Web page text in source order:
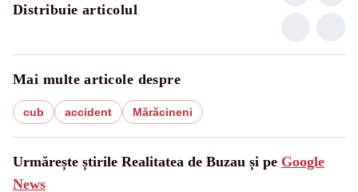
Distribuie articolul
Mai multe articole despre
cub accident Mărăcineni
Urmărește știrile Realitatea de Buzau și pe Google
News